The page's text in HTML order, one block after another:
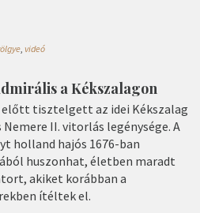
videó
a Kékszalagon
előtt tisztelgett az idei Kékszalag
II. vitorlás legénysége. A
holland hajós 1676-ban
huszonhat, életben maradt
akiket korábban a
ítéltek el.